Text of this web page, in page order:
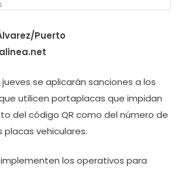
Puerto
se aplicarán sanciones a los
utilicen portaplacas que impidan
del código QR como del número de
vehiculares.
los operativos para